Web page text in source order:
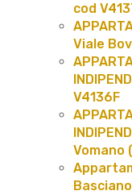
cod
Viale
V4136F
Vomano